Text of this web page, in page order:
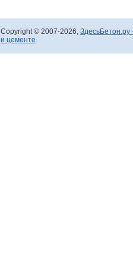
Copyright © 2007-2026,
и цементе